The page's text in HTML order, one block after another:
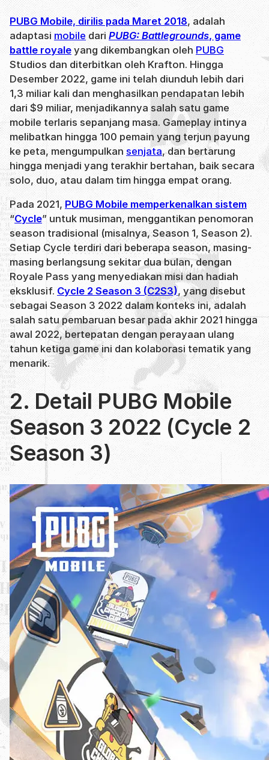
PUBG Mobile, dirilis pada Maret 2018, adalah
adaptasi mobile dariPUBG: Battlegrounds, game
battle royale yang dikembangkan oleh PUBG
Studios dan diterbitkan oleh Krafton. Hingga
Desember 2022, game ini telah diunduh lebih dari
1,3 miliar kali dan menghasilkan pendapatan lebih
dari $9 miliar, menjadikannya salah satu game
mobile terlaris sepanjang masa. Gameplay intinya
melibatkan hingga 100 pemain yang terjun payung
ke peta, mengumpulkan senjata, dan bertarung
hingga menjadi yang terakhir bertahan, baik secara
solo, duo, atau dalam tim hingga empat orang.
Pada 2021, PUBG Mobile memperkenalkan sistem
“Cycle” untuk musiman, menggantikan penomoran
season tradisional (misalnya, Season 1, Season 2).
Setiap Cycle terdiri dari beberapa season, masing-
masing berlangsung sekitar dua bulan, dengan
Royale Pass yang menyediakan misi dan hadiah
eksklusif. Cycle 2 Season 3 (C2S3), yang disebut
sebagai Season 3 2022 dalam konteks ini, adalah
salah satu pembaruan besar pada akhir 2021 hingga
awal 2022, bertepatan dengan perayaan ulang
tahun ketiga game ini dan kolaborasi tematik yang
menarik.
2. Detail PUBG Mobile
Season 3 2022 (Cycle 2
Season 3)